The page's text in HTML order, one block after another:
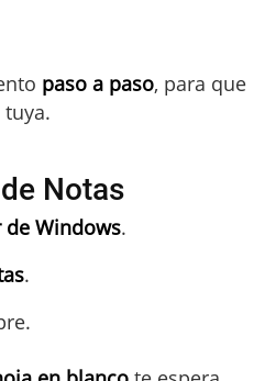
paso a paso, para que
Notas
de Windows.
.